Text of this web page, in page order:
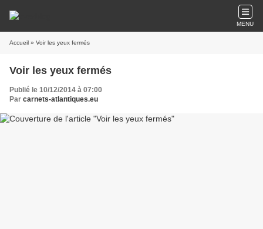
MENU
Accueil » Voir les yeux fermés
Voir les yeux fermés
Publié le 10/12/2014 à 07:00
Par carnets-atlantiques.eu